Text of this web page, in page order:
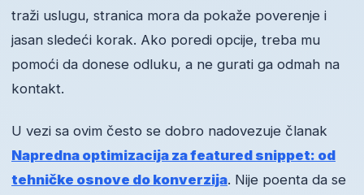
traži uslugu, stranica mora da pokaže poverenje i
jasan sledeći korak. Ako poredi opcije, treba mu
pomoći da donese odluku, a ne gurati ga odmah na
kontakt.
U vezi sa ovim često se dobro nadovezuje članak
Napredna optimizacija za featured snippet: od
tehničke osnove do konverzija. Nije poenta da se